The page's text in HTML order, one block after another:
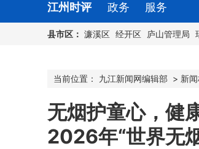
江州时评
政务 服务
县市区： 濂溪区 经开区 庐山管理局
当前位置： 九江新闻网编辑部 > 新
无烟护童心，健
2026年“世界无